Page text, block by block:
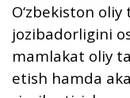
O‘zbekiston
jozibadorligini
mamlakat oliy
etish hamda